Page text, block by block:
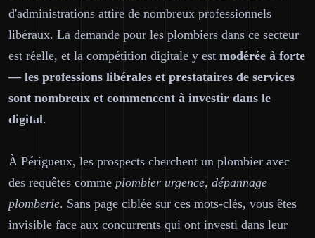
d'administrations attire de nombreux professionnels
libéraux. La demande pour les plombiers dans ce secteur
est réelle, et la compétition digitale y est modérée à forte
— les professions libérales et prestataires de services
sont nombreux et commencent à investir dans le
digital.
À Périgueux, les prospects cherchent un plombier avec
des requêtes comme plombier urgence, dépannage
plomberie. Sans page ciblée sur ces mots-clés, vous êtes
invisible face aux concurrents qui ont investi dans leur